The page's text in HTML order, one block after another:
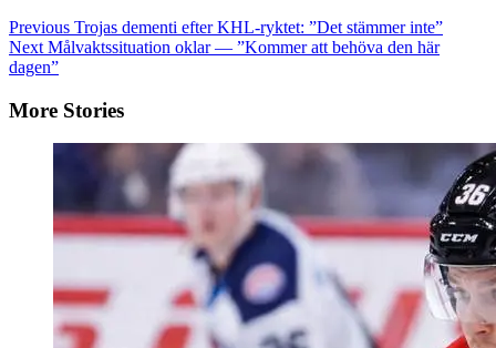
Continue
Reading
Previous Trojas dementi efter KHL-ryktet: ”Det stämmer inte”
Next Målvaktssituation oklar — ”Kommer att behöva den här
dagen”
More Stories